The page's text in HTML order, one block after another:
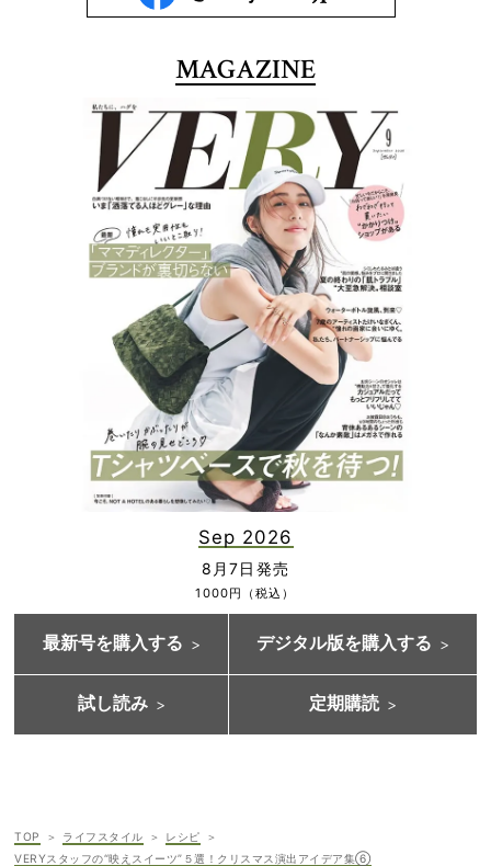
MAGAZINE
Sep 2026
8月7日発売
1000円（税込）
最新号を購入する デジタル版を購入する
試し読み 定期購読
TOP ライフスタイル
レシピ
VERYスタッフの“映えスイーツ”５選！クリスマス演出アイデア集⑥